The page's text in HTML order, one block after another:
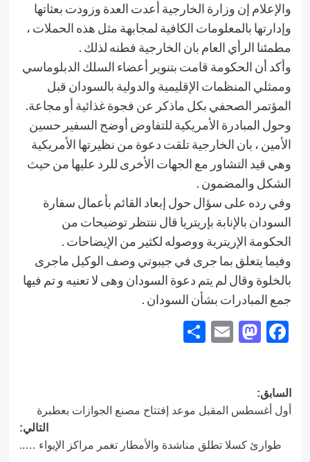
والإعلام إن وزارة الخارجية أعدت العدة وزودت بعثاتها
وإدارتها بالمعلومات الكافية لمجابهة مثل هذه الحملات ،
مطمئنا الرأي العام بان الخارجية فطنه لذلك .
وأكد أن الحكومة قامت بتنوير أعضاء السلك الدبلوماسي
وممثلي المنظمات الإقليمية والدولية بالسودان قبل
المؤتمر الصحفي بكل ماذكر عن فجوة غذائية أو مجاعة.
وحول المبادرة الأمريكية للتفاوض أوضح السفير حسين
الأمين ، بان الخارجية تلقت دعوة من نظيرتها الأمريكية
وهي قيد التشاور مع الجهات الأخرى للرد عليها من حيث
الشكل والمضمون .
وفي رده على سؤال حول إبعاد القائم بأعمال سفارة
السودان بالإنابة بإريتريا قال ننتظر توضيحات من
الحكومة الإريترية ووصوله لكثير من الإيضاحات .
وفيما يتعلق بما جرى في جيبوتي وصف الوكيل ماجرى
بالخلوة وقال لم يتم دعوة السودان وهى لا تعنيه و تم فيها
جمع المبادرات بشأن السودان .
Facebook
Mastodon
Email
تصفّح
المقالات
السابق:
أول أغسطس المقبل موعد إفتتاح مصنع الجوازات بعطبرة
التالي:
طوارئ كسلا تطلق مناشدة والأمطار تغمر مراكز الإيواء …..